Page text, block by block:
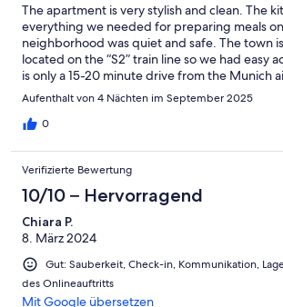
The apartment is very stylish and clean. The
everything we needed for preparing meals
neighborhood was quiet and safe. The town
located on the “S2” train line so we had easy
is only a 15-20 minute drive from the Munich
was responsive, friendly, and helpful. We
Aufenthalt von 4 Nächten im September 2025
0
Verifizierte Bewertung
10/10 – Hervorragend
Chiara P.
8. März 2024
Gut: Sauberkeit, Check-in, Kommunikation,
des Onlineauftritts
Mit Google übersetzen